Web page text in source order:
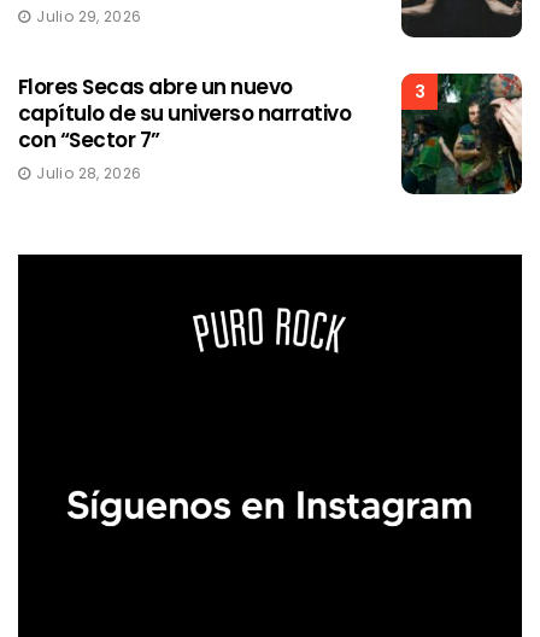
Julio 29, 2026
3
Flores Secas abre un nuevo
capítulo de su universo narrativo
con “Sector 7”
Julio 28, 2026